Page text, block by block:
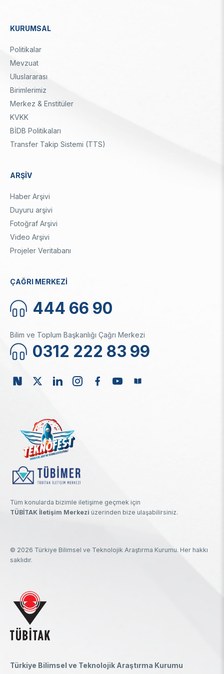
Dipnot
KURUMSAL
Politikalar
Mevzuat
Uluslararası
Birimlerimiz
Merkez & Enstitüler
KVKK
BİDB Politikaları
Transfer Takip Sistemi (TTS)
ARŞİV
Haber Arşivi
Duyuru arşivi
Fotoğraf Arşivi
Video Arşivi
Projeler Veritabanı
ÇAĞRI MERKEZİ
444 66 90
Bilim ve Toplum Başkanlığı Çağrı Merkezi
0312 222 83 99
Tüm konularda bizimle iletişime geçmek için
TÜBİTAK İletişim Merkezi üzerinden bize ulaşabilirsiniz.
© 2026 Türkiye Bilimsel ve Teknolojik Araştırma Kurumu. Her hakkı
saklıdır.
Türkiye Bilimsel ve Teknolojik Araştırma Kurumu